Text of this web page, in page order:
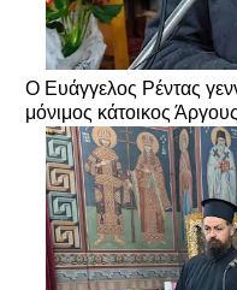
Ο Ευάγγελος Ρέντας
μόνιμος κάτοικος